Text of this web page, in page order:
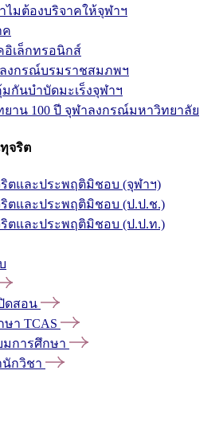
ไมต้องบริจาคให้จุฬาฯ
ค
อิเล็กทรอนิกส์
งกรณ์บรมราชสมภพฯ
กันบำบัดมะเร็งจุฬาฯ
ยาน 100 ปี จุฬาลงกรณ์มหาวิทยาลัย
ทุจริต
ริตและประพฤติมิชอบ (จุฬาฯ)
ริตและประพฤติมิชอบ (ป.ป.ช.)
ริตและประพฤติมิชอบ (ป.ป.ท.)
ดสอน
า TCAS
มการศึกษา
กวิชา